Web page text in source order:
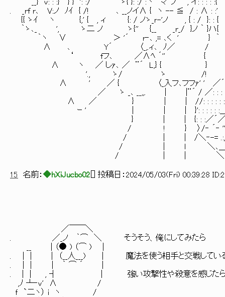
__} v: : :} } } ': :/ ゝ{ }: :/ :丶 マ フ , イ: : : : :{
. _rf r､ V:ノ ﾉｲ { /! ､ __ノイ∧ { ヽ -- ≦ / : ∧ : :'
{{ ゝｲ ヽ {,' { , ィ {: / ノゝ_ｒ-'ノ , { : / }: : {
｀ゝ､_ ', ゝ二 ノ ゝ{'' {__ _r_/ }ノ ｀ }ハ{
｀ヽ ∨ ＞ '´ r‐､ ,= ､く ' } ｀
∧ ､ Y´ 〈_,.ィ､ ﾉ／ /
‘ fフ､ ／∧ﾍ ´'' {
∧ ヽ ／ しｧ､ ／ ¨´ L,} { }
'., ゝ/ ゝ /!
∧ ' ／ { 〈_入フ､フフｧ' ' ／´:
／ ゝ _､ __,,. | |¨´ / ／: : : :
∧ ／ } | | //: : : : : :
ｰ ' | | | }': : : : : :＿: 〉
} | | {: : :／´／/:
/ ! } 〉/‐ ´‐ '': : :
/ │ | /＼‐-= .:,: : :
/ | l ＼､＿≧s
/ | | ＼
15 名前： ◆hXiJucbo02 ] 投稿日： 2024/05/03(Fri) 00:39:28
／￣￣＼
. ／_ノ ｀⌒ ＼ そうそう、俺にしてみたら
__ | （● ) （⌒ ) |
. | | | （__人___) | 魔法を使う相手と交戦している
. | | , ┤ | 強い攻撃性や殺意を感じたら、その
,ﾉ ┴‐v' Λ /
ｆ `二ヽ） i ヽ /